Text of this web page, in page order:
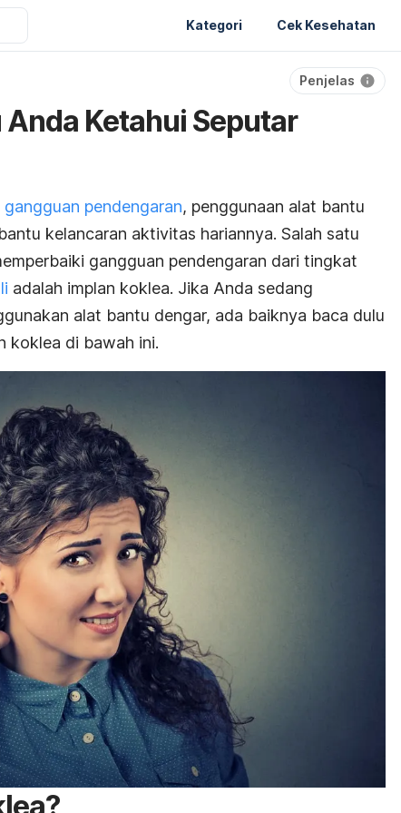
Kategori Cek Kesehatan
Penjelas
Ketahui Seputar
gangguan pendengaran, penggunaan alat bantu
kelancaran aktivitas hariannya. Salah satu
gangguan pendengaran dari tingkat
adalah implan koklea. Jika Anda sedang
alat bantu dengar, ada baiknya baca dulu
koklea di bawah ini.